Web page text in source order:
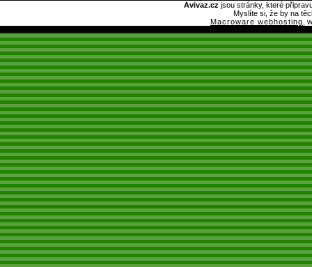
Avivaz.cz jsou stránky, které
Myslíte si, že by na
Macroware webhosting ,